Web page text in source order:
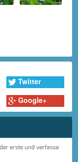
Twitter
Google+
erste und verfasse